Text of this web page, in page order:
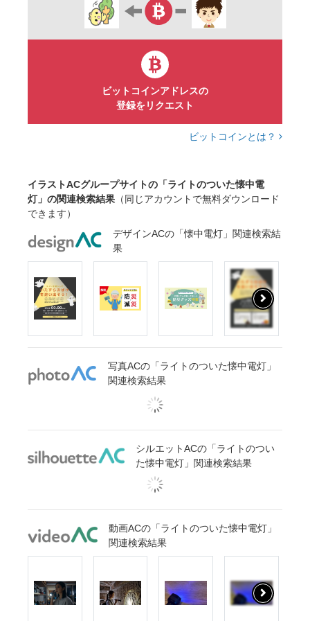
ビットコインアドレスの
登録をリクエスト
ビットコインとは？
イラストACグループサイトの「ライトのついた懐中電
灯」の関連検索結果 （同じアカウントで無料ダウンロード
できます）
デザインACの「懐中電灯」関連検索結
果
写真ACの「ライトのついた懐中電灯」
関連検索結果
シルエットACの「ライトのつい
た懐中電灯」関連検索結果
動画ACの「ライトのついた懐中電灯」
関連検索結果